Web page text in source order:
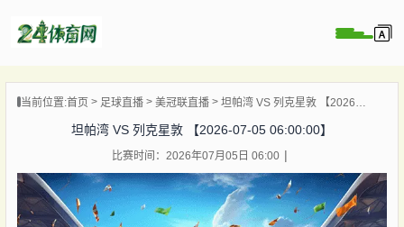
播
播
播
当前位置:首页 足球直播 美冠联直播 坦帕湾 VS 列克星敦 【2026-07-05 06:00:00】
坦帕湾 VS 列克星敦 【2026-07-05 06:00:00】
比赛时间：2026年07月05日 06:00